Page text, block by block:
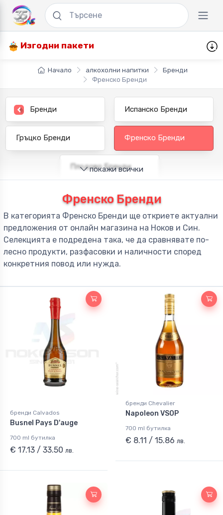
Изгодни пакети
Начало алкохолни напитки
Бренди
Френско Бренди
Бренди Испанско Бренди
Гръцко Бренди Френско Бренди
Плодово Бренди
покажи всички
Френско Бренди
В категорията Френско Бренди ще откриете актуални
предложения от онлайн магазина на Ноков и Син.
Селекцията е подредена така, че да сравнявате по-
лесно продукти, разфасовки и наличности според
конкретния повод или нужда.
бренди Calvados
Busnel Pays D'auge
700 ml бутилка
€ 17.13 / 33.50 лв.
бренди Chevalier
Napoleon VSOP
700 ml бутилка
€ 8.11 / 15.86 лв.